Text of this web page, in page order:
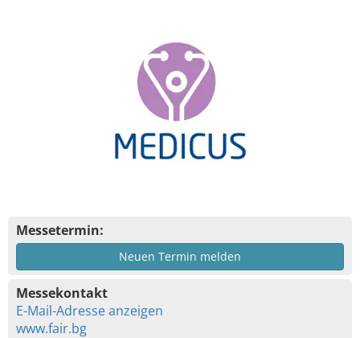
Messetermin:
Neuen Termin melden
Messekontakt
E-Mail-Adresse anzeigen
www.fair.bg